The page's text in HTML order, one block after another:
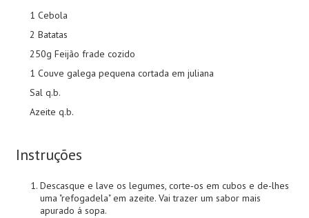
1 Cebola
2 Batatas
250g Feijão frade cozido
1 Couve galega pequena cortada em juliana
Sal q.b.
Azeite q.b.
Instruções
Descasque e lave os legumes, corte‐os em cubos e de-lhes
uma "refogadela" em azeite. Vai trazer um sabor mais
apurado á sopa.